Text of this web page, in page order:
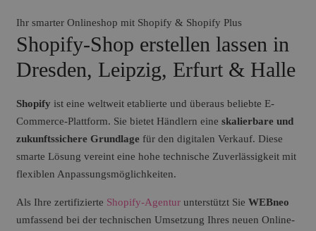
Ihr smarter Onlineshop mit Shopify & Shopify Plus
Shopify-Shop erstellen lassen in
Dresden, Leipzig, Erfurt & Halle
Shopify ist eine weltweit etablierte und überaus beliebte E-
Commerce-Plattform. Sie bietet Händlern eine skalierbare und
zukunftssichere Grundlage für den digitalen Verkauf. Diese
smarte Lösung vereint eine hohe technische Zuverlässigkeit mit
flexiblen Anpassungsmöglichkeiten.
Als Ihre zertifizierte Shopify-Agenturunterstützt Sie WEBneo
umfassend bei der technischen Umsetzung Ihres neuen Online-